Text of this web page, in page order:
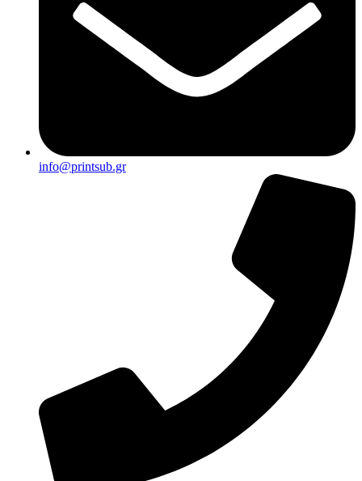
info@printsub.gr